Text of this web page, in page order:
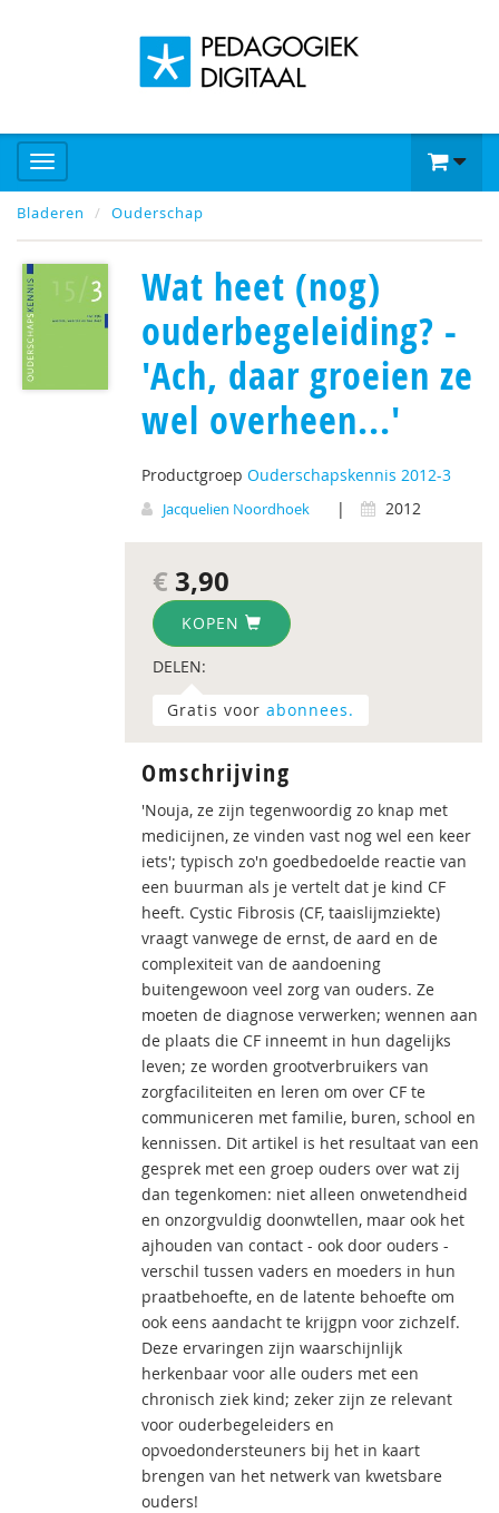
Bladeren Ouderschap
Wat heet (nog)
ouderbegeleiding? -
'Ach, daar groeien ze
wel overheen...'
Productgroep Ouderschapskennis 2012-3
Jacquelien Noordhoek | 2012
€ 3,90
KOPEN
DELEN:
Gratis voor abonnees.
Omschrijving
'Nouja, ze zijn tegenwoordig zo knap met
medicijnen, ze vinden vast nog wel een keer
iets'; typisch zo'n goedbedoelde reactie van
een buurman als je vertelt dat je kind CF
heeft. Cystic Fibrosis (CF, taaislijmziekte)
vraagt vanwege de ernst, de aard en de
complexiteit van de aandoening
buitengewoon veel zorg van ouders. Ze
moeten de diagnose verwerken; wennen aan
de plaats die CF inneemt in hun dagelijks
leven; ze worden grootverbruikers van
zorgfaciliteiten en leren om over CF te
communiceren met familie, buren, school en
kennissen. Dit artikel is het resultaat van een
gesprek met een groep ouders over wat zij
dan tegenkomen: niet alleen onwetendheid
en onzorgvuldig doonwtellen, maar ook het
ajhouden van contact - ook door ouders -
verschil tussen vaders en moeders in hun
praatbehoefte, en de latente behoefte om
ook eens aandacht te krijgpn voor zichzelf.
Deze ervaringen zijn waarschijnlijk
herkenbaar voor alle ouders met een
chronisch ziek kind; zeker zijn ze relevant
voor ouderbegeleiders en
opvoedondersteuners bij het in kaart
brengen van het netwerk van kwetsbare
ouders!